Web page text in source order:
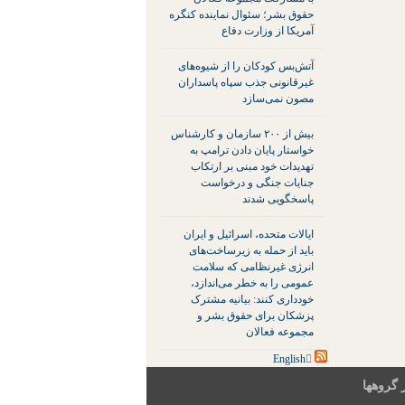
حقوق بشر؛ سئوال نماینده کنگره
آمریکا از وزارت دفاع
آتش‌بس کودکان را از شیوه‌های
غیرقانونی جذب سپاه پاسداران
مصون نمی‌سازد
بیش از ۲۰۰ سازمان و کارشناس
خواستار پایان دادن ترامپ به
تهدیدات خود مبنی بر ارتکاب
جنایات جنگی و درخواست
پاسخگویی شدند
ایالات متحده، اسرائیل و ایران
باید از حمله به زیرساخت‌های
انرژی غیرنظامی که سلامت
عمومی را به خطر می‌اندازد،
خودداری کنند: بیانیه مشترک
پزشکان برای حقوق بشر و
مجموعه فعالان
گروهها